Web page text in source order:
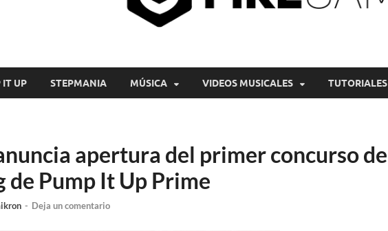
IT UP STEPMANIA MÚSICA VIDEOS MUSICALES TUTORIALES
apertura del primer concurso de
de Pump It Up Prime
- Deja un comentario